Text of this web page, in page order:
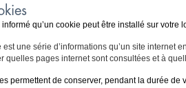
informé qu’un cookie peut être installé sur
est une série d’informations qu’un site
quelles pages internet sont consultées et à
permettent de conserver, pendant la durée